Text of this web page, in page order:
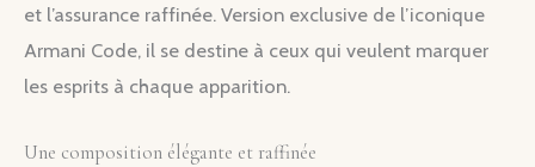
et l’assurance raffinée. Version exclusive de l’iconique
Armani Code, il se destine à ceux qui veulent marquer
les esprits à chaque apparition.
Une composition élégante et raffinée